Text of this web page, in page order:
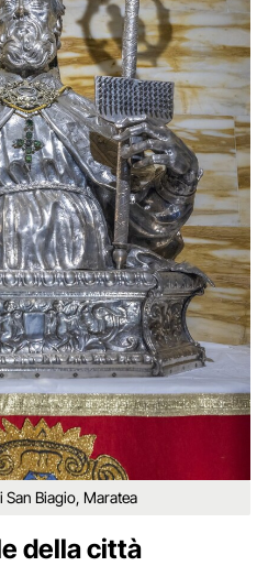
San Biagio, Maratea
della città